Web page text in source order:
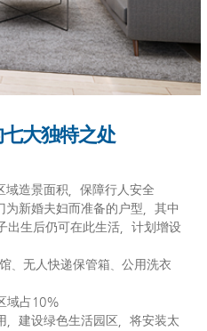
大独特之处
域造景面积，保障行人安全
新婚夫妇而准备的户型，其中
出生后仍可在此生活，计划增设
、无人快递保管箱、公用洗衣
域占10%
建设绿色生活园区，将安装太